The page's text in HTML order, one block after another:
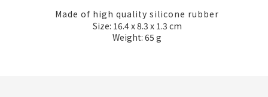
Made of high quality silicone rubber
Size: 16.4 x 8.3 x 1.3 cm
Weight: 65 g